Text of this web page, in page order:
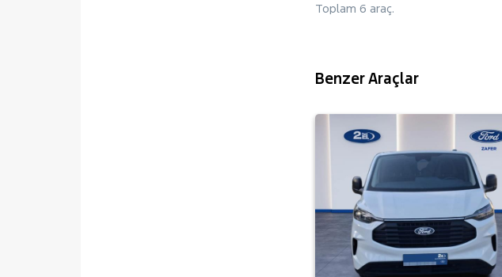
Toplam 6 araç.
Benzer Araçlar